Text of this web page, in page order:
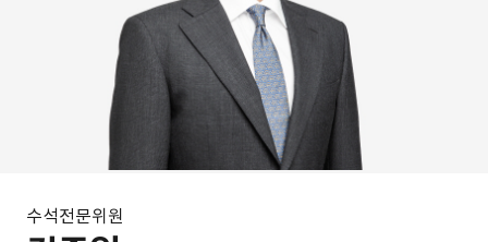
수석전문위원